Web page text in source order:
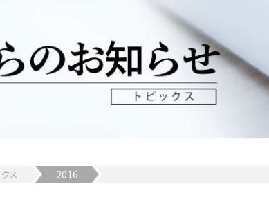
ス 2016